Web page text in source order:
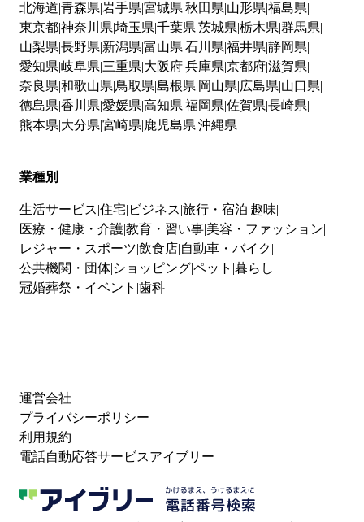
北海道 青森県 岩手県 宮城県 秋田県 山形県 福島県
東京都神奈川県 埼玉県 千葉県 茨城県 栃木県 群馬県
山梨県 長野県 新潟県 富山県 石川県 福井県 静岡県
愛知県 岐阜県 三重県 大阪府兵庫県 京都府滋賀県
奈良県 和歌山県 鳥取県 島根県 岡山県 広島県 山口県
徳島県 香川県 愛媛県 高知県 福岡県 佐賀県 長崎県
熊本県 大分県 宮崎県 鹿児島県 沖縄県
業種別
生活サービス 住宅 ビジネス 旅行・宿泊 趣味
医療・健康・介護教育・習い事 美容・ファッション
レジャー・スポーツ 飲食店 自動車・バイク
公共機関・団体 ショッピングペット 暮らし
冠婚葬祭・イベント 歯科
運営会社
プライバシーポリシー
利用規約
電話自動応答サービスアイブリー